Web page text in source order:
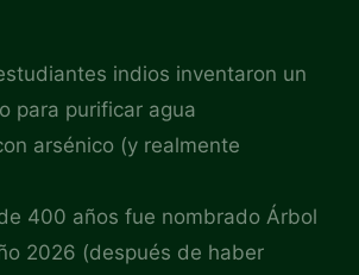
indios inventaron un
para purificar agua
arsénico (y realmente
400 años fue nombrado Árbol
2026 (después de haber